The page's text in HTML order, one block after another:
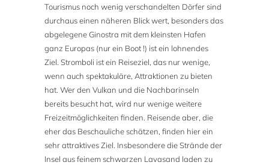
Tourismus noch wenig verschandelten Dörfer sind
durchaus einen näheren Blick wert, besonders das
abgelegene Ginostra mit dem kleinsten Hafen
ganz Europas (nur ein Boot !) ist ein lohnendes
Ziel. Stromboli ist ein Reiseziel, das nur wenige,
wenn auch spektakuläre, Attraktionen zu bieten
hat. Wer den Vulkan und die Nachbarinseln
bereits besucht hat, wird nur wenige weitere
Freizeitmöglichkeiten finden. Reisende aber, die
eher das Beschauliche schätzen, finden hier ein
sehr attraktives Ziel. Insbesondere die Strände der
Insel aus feinem schwarzen Lavasand laden zu